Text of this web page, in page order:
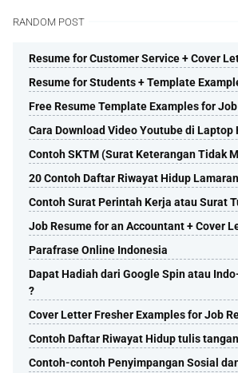
RANDOM POST
Resume for Customer Service + Cover
Resume for Students + Template
Free Resume Template Examples for Job
Cara Download Video Youtube di Laptop
Contoh SKTM (Surat Keterangan Tidak
20 Contoh Daftar Riwayat Hidup
Contoh Surat Perintah Kerja atau Surat
Job Resume for an Accountant + Cover
Parafrase Online Indonesia
Dapat Hadiah dari Google Spin atau
?
Cover Letter Fresher Examples for Job
Contoh Daftar Riwayat Hidup tulis
Contoh-contoh Penyimpangan Sosial